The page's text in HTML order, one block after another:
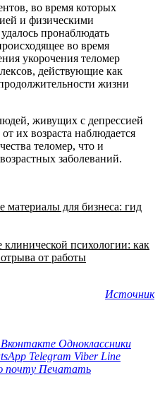
во время которых
и физическими
пронаблюдать
во время
укорочения теломер
действующие как
жизни
живущих с депрессией
их возраста наблюдается
теломер, что и
заболеваний.
материалы для бизнеса: гид
психологии: как
от работы
Источник
Вконтакте Одноклассники
Telegram Viber Line
почту Печатать